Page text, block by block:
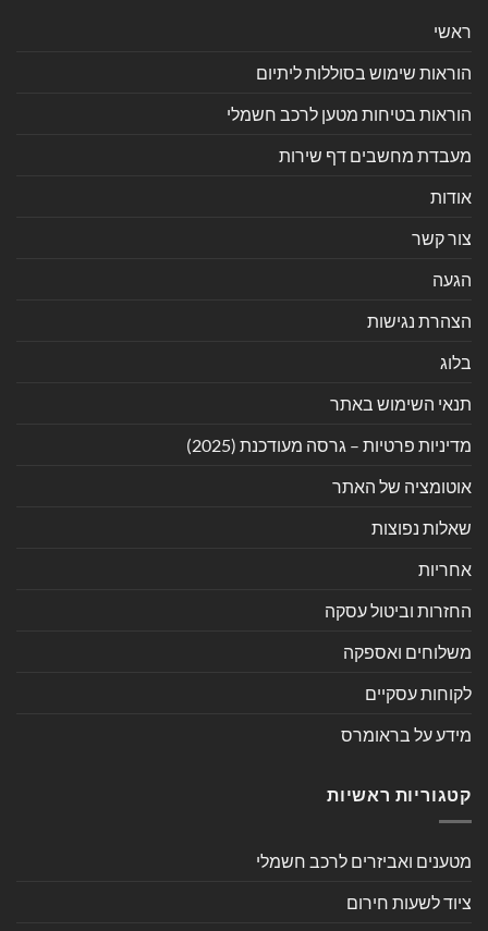
ראשי
הוראות שימוש בסוללות ליתיום
הוראות בטיחות מטען לרכב חשמלי
מעבדת מחשבים דף שירות
אודות
צור קשר
הגעה
הצהרת נגישות
בלוג
תנאי השימוש באתר
מדיניות פרטיות – גרסה מעודכנת (2025)
אוטומציה של האתר
שאלות נפוצות
אחריות
החזרות וביטול עסקה
משלוחים ואספקה
לקוחות עסקיים
מידע על בראומרס
קטגוריות ראשיות
מטענים ואביזרים לרכב חשמלי
ציוד לשעות חירום